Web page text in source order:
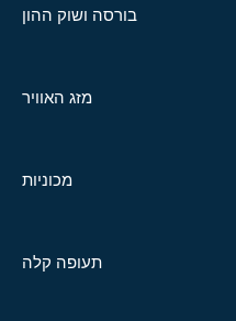
בורסה ושוק ההון
מזג האוויר
מכוניות
תעופה קלה